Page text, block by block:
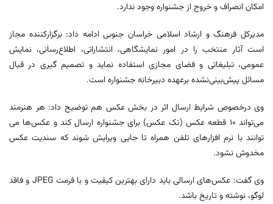
امکان انصراف و خروج از جشنواره وجود ندارد.
مدیرکل فرهنگ و ارشاد اسلامی خراسان جنوبی ادامه داد: برگزارکننده مجاز
است آثار منتخب را در امور نمایشگاهی، انتشاراتی، اطلاع‌رسانی، نمایش
عمومی، تبلیغاتی و فضای مجازی استفاده نماید و تصمیم گیری در قبال
مسائل پیش‌بینی‌نشده برعهده‌‌ دبیرخانه جشنواره است.
وی درخصوص شرایط ارسال اثر در بخش عکس هم توضیح داد: هر هنرمند
می‌تواند ١٠ قطعه عکس (تک عکس) برای جشنواره ارسال کند و عکس‌ها می
توانند با نرم افزارهای تلفن همراه تا جایی ویرایش شوند که سندیت عکس
مخدوش نشود.
وی گفت: عکس‌های ارسالی باید دارای بهترین کیفیت و با فرمت JPEG و فاقد
لوگو، نوشته و تاریخ باشد.